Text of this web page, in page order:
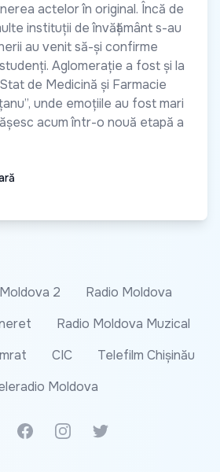
actelor în original. Încă de
instituții de învățământ s-au
au venit să-și confirme
Aglomerație a fost și la
de Medicină și Farmacie
unde emoțiile au fost mari
acum într-o nouă etapă a
Moldova 2
Radio Moldova
Radio Moldova Muzical
CIC
Telefilm Chișinău
Moldova
News
FacebookInstagramTwitter